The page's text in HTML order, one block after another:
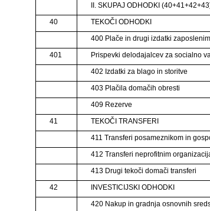
II. SKUPAJ ODHODKI
40
TEKOČI ODHODKI
400 Plače in drugi izdatki zaposlenim
401
Prispevki delodajalcev za socialno
402 Izdatki za blago in storitve
403 Plačila domačih obresti
409 Rezerve
41
TEKOČI TRANSFERI
411 Transferi posameznikom in
412 Transferi neprofitnim
413 Drugi tekoči domači transferi
42
INVESTICIJSKI ODHODKI
420 Nakup in gradnja osnovnih